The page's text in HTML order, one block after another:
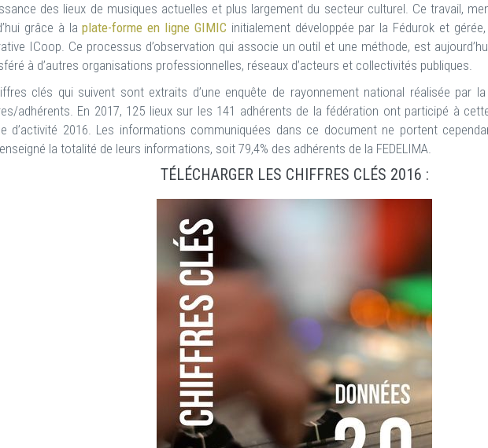
des lieux de musiques actuelles et plus largement du secteur culturel. Ce travail,
grâce à laplate-forme en ligne GIMIC initialement développée par la Fédurok et
ICoop. Ce processus d’observation qui associe un outil et une méthode, est
à d’autres organisations professionnelles, réseaux d’acteurs et collectivités publiques.
clés qui suivent sont extraits d’une enquête de rayonnement national réalisée par la
adhérents. En 2017, 125 lieux sur les 141 adhérents de la fédération ont participé à
d’activité 2016. Les informations communiquées dans ce document ne portent
la totalité de leurs informations, soit 79,4% des adhérents de la FEDELIMA.
TÉLÉCHARGER LES CHIFFRES CLÉS 2016 :